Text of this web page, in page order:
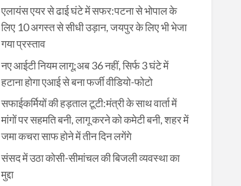
एलायंस एयर से ढाई घंटे में सफर:पटना से भोपाल के
लिए 10 अगस्त से सीधी उड़ान, जयपुर के लिए भी भेजा
गया प्रस्ताव
नए आईटी नियम लागू:अब 36 नहीं, सिर्फ 3 घंटे में
हटाना होगा एआई से बना फर्जी वीडियो-फोटो
सफाईकर्मियों की हड़ताल टूटी:मंत्री के साथ वार्ता में
मांगों पर सहमति बनी, लागू करने को कमेटी बनी, शहर में
जमा कचरा साफ होने में तीन दिन लगेंगे
संसद में उठा कोसी-सीमांचल की बिजली व्यवस्था का
मुद्दा